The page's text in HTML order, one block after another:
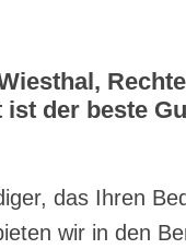
der beste
das Ihren
wir in den